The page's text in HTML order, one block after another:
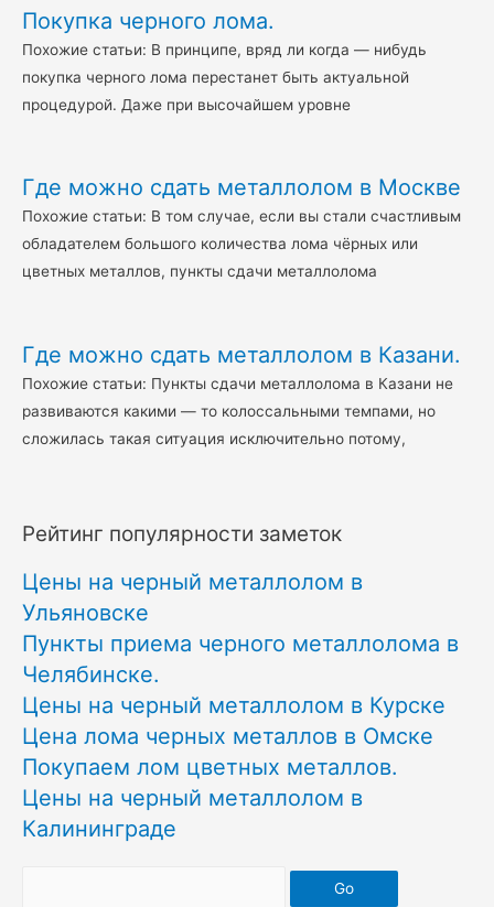
Покупка черного лома.
Похожие статьи: В принципе, вряд ли когда — нибудь
покупка черного лома перестанет быть актуальной
процедурой. Даже при высочайшем уровне
Где можно сдать металлолом в Москве
Похожие статьи: В том случае, если вы стали счастливым
обладателем большого количества лома чёрных или
цветных металлов, пункты сдачи металлолома
Где можно сдать металлолом в Казани.
Похожие статьи: Пункты сдачи металлолома в Казани не
развиваются какими — то колоссальными темпами, но
сложилась такая ситуация исключительно потому,
Рейтинг популярности заметок
Цены на черный металлолом в
Ульяновске
Пункты приема черного металлолома в
Челябинске.
Цены на черный металлолом в Курске
Цена лома черных металлов в Омске
Покупаем лом цветных металлов.
Цены на черный металлолом в
Калининграде
Go